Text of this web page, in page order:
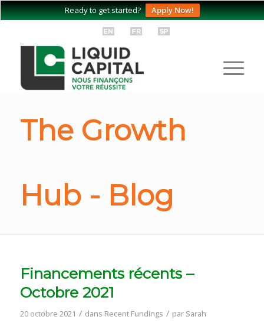
Ready to get started? Apply Now!
The Growth
Hub - Blog
Financements récents –
Octobre 2021
20 octobre 2021 / dans Recent Fundings / par Sarah